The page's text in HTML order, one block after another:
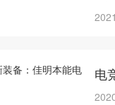
电